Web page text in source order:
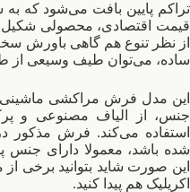
تراکم پایین بافت می‌شود که به
قیمت اقتصادی، محصولی شکیل
از نظر تنوع هم گاهی باورش
ساده، می‌توان طیف وسیعی از
این مدل فرش مراکشی
جنس، از الیاف مصنوعی و
استفاده می‌کند. فرش مذکور
شده باشد، معمولا دارای جنس
این صورت شاید بتوانید برخی از
اکریلیک هم پیدا کنید.